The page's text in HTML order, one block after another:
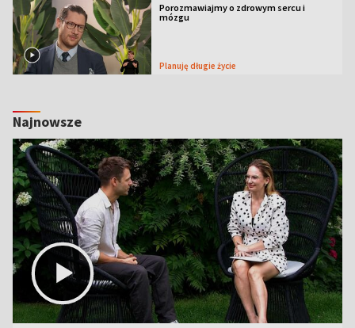
Porozmawiajmy o zdrowym sercu i
mózgu
Planuję długie życie
Najnowsze